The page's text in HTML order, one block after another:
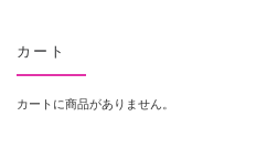
カート
カートに商品がありません。